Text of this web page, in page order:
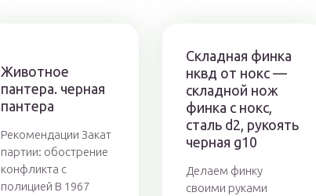
Животное
пантера. черная
пантера
Рекомендации Закат
партии: обострение
конфликта с
полицией В 1967
Складная финка
нквд от нокс —
складной нож
финка с нокс,
сталь d2, рукоять
черная g10
Делаем финку
своими руками